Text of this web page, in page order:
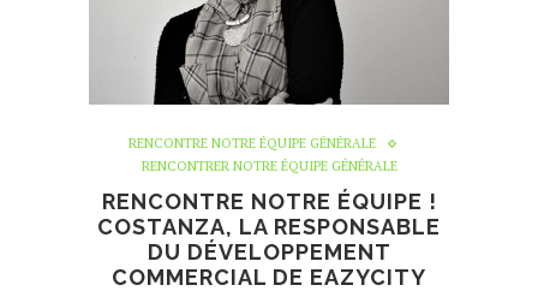
RENCONTRE NOTRE ÉQUIPE GÉNÉRALE
RENCONTRER NOTRE ÉQUIPE GÉNÉRALE
RENCONTRE NOTRE ÉQUIPE !
COSTANZA, LA RESPONSABLE
DU DÉVELOPPEMENT
COMMERCIAL DE EAZYCITY